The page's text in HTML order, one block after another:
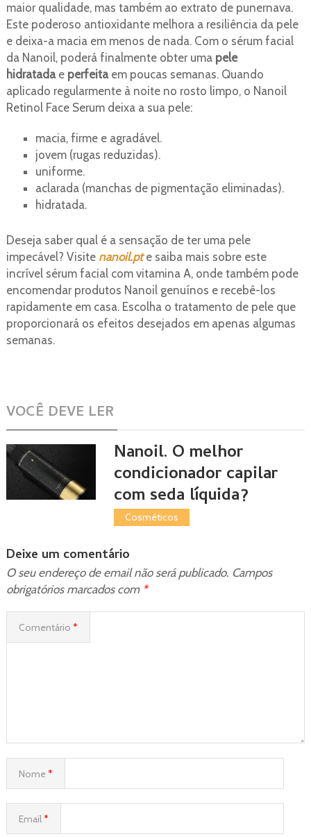
maior qualidade, mas também ao extrato de punernava.
Este poderoso antioxidante melhora a resiliência da pele
e deixa-a macia em menos de nada. Com o sérum facial
da Nanoil, poderá finalmente obter uma pele
hidratada e perfeitaem poucas semanas. Quando
aplicado regularmente à noite no rosto limpo, o Nanoil
Retinol Face Serum deixa a sua pele:
macia, firme e agradável.
jovem (rugas reduzidas).
uniforme.
aclarada (manchas de pigmentação eliminadas).
hidratada.
Deseja saber qual é a sensação de ter uma pele
impecável? Visite nanoil.pte saiba mais sobre este
incrível sérum facial com vitamina A, onde também pode
encomendar produtos Nanoil genuínos e recebê-los
rapidamente em casa. Escolha o tratamento de pele que
proporcionará os efeitos desejados em apenas algumas
semanas.
VOCÊ DEVE LER
Nanoil. O melhor
condicionador capilar
com seda líquida?
Cosméticos
Deixe um comentário
O seu endereço de email não será publicado. Campos
obrigatórios marcados com *
Comentário *
Nome*
Email*